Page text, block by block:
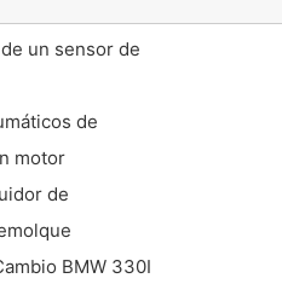
un sensor de
de
motor
de
BMW 330I